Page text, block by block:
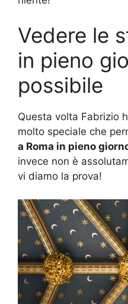
Vedere le
in pieno
possibile
Questa volta Fabrizio
molto speciale che
a Roma in pieno
invece non è
vi diamo la prova!